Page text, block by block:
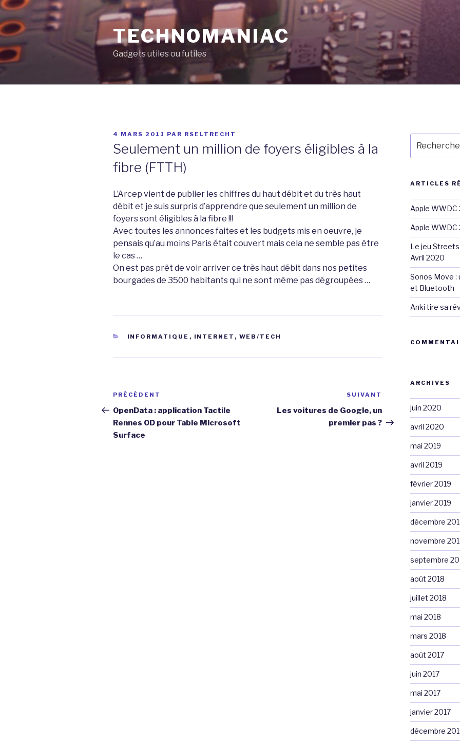
Aller
au
contenu
principal
TECHNOMANIAC
Gadgets utiles ou futiles
PUBLIÉ
4 MARS 2011 PAR RSELTRECHT
Seulement un million de foyers éligibles à la
fibre (FTTH)
L’Arcep vient de publier les chiffres du haut débit et du très haut
débit et je suis surpris d’apprendre que seulement un million de
foyers sont éligibles à la fibre !!!
Avec toutes les annonces faites et les budgets mis en oeuvre, je
pensais qu’au moins Paris était couvert mais cela ne semble pas être
le cas …
On est pas prêt de voir arriver ce très haut débit dans nos petites
bourgades de 3500 habitants qui ne sont même pas dégroupées …
CATÉGORIES
INFORMATIQUE , INTERNET , WEB/TECH
Navigation
de
l’article
Article
précédent
PRÉCÉDENT
OpenData : application Tactile
Rennes OD pour Table Microsoft
Surface
Article
suivant
SUIVANT
Les voitures de Google, un
premier pas ?
pour
:
ARTICLES
Apple WWDC
Apple WWDC
Le jeu
Avril 2020
Sonos Move :
et Bluetooth
Anki tire sa
ARCHIVES
juin 2020
avril 2020
mai 2019
avril 2019
février 2019
janvier 2019
décembre
novembre
septembre
août 2018
juillet 2018
mai 2018
mars 2018
août 2017
juin 2017
mai 2017
janvier 2017
décembre